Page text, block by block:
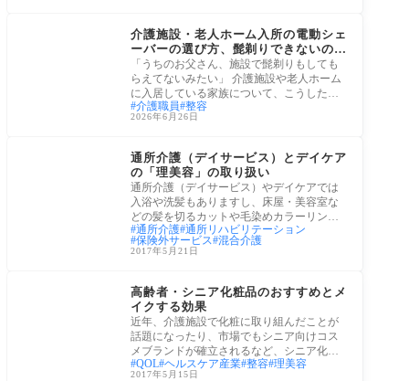
介護施設・老人ホーム入所の電動シェ
ーバーの選び方、髭剃りできないのは
シェーバーが原因かも
「うちのお父さん、施設で髭剃りもしても
らえてないみたい」 介護施設や老人ホーム
に入居している家族について、こうした不
満を
介護職員 整容
2026年6月26日
通所介護（デイサービス）とデイケア
の「理美容」の取り扱い
通所介護（デイサービス）やデイケアでは
入浴や洗髪もありますし、床屋・美容室な
どの髪を切るカットや毛染めカラーリング
などを
通所介護 通所リハビリテーション
保険外サービス 混合介護
2017年5月21日
高齢者・シニア化粧品のおすすめとメ
イクする効果
近年、介護施設で化粧に取り組んだことが
話題になったり、市場でもシニア向けコス
メブランドが確立されるなど、シニア化粧
品が注
QOL ヘルスケア産業 整容 理美容
2017年5月15日